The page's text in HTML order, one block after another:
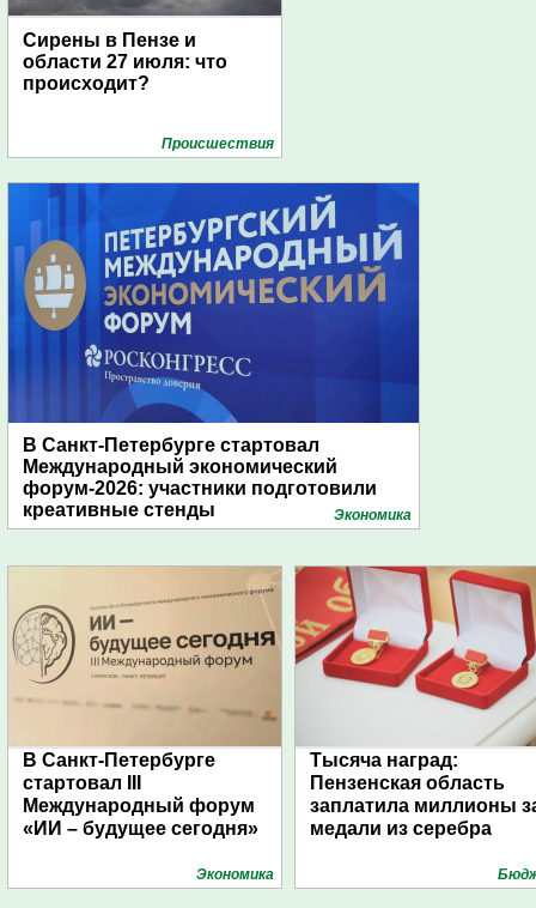
Сирены в Пензе и
области 27 июля: что
происходит?
Проиcшествия
В Санкт-Петербурге стартовал
Международный экономический
форум-2026: участники подготовили
креативные стенды
Экономика
В Санкт-Петербурге
стартовал III
Международный форум
«ИИ – будущее сегодня»
Экономика
Тысяча наград:
Пензенская область
заплатила миллионы
медали из серебра